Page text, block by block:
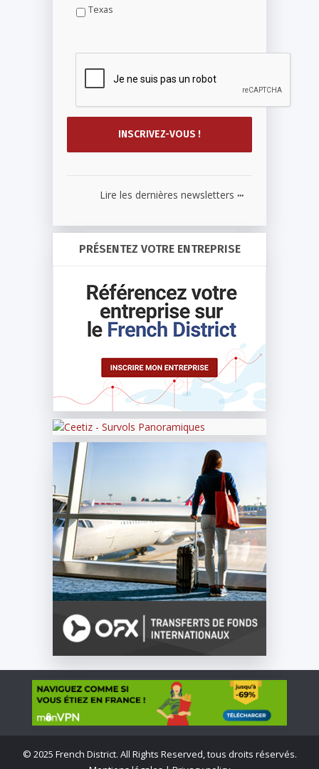
Texas
Lire les dernières newsletters ...
PRÉSENTEZ VOTRE ENTREPRISE
© 2025 French District. All Rights Reserved, tous droits réservés.